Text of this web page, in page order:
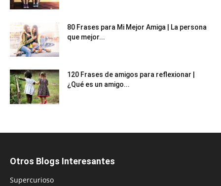
80 Frases para Mi Mejor Amiga | La persona
que mejor...
120 Frases de amigos para reflexionar |
¿Qué es un amigo...
Otros Blogs Interesantes
Supercurioso